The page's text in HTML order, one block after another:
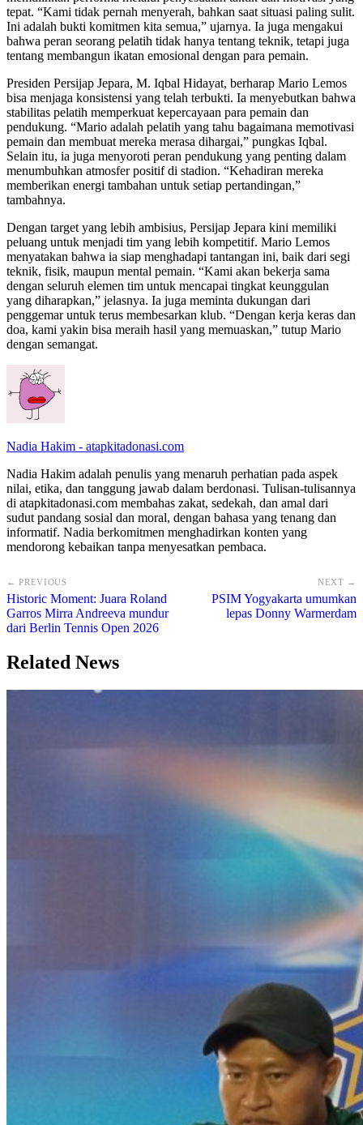
tepat. “Kami tidak pernah menyerah, bahkan saat situasi paling sulit.
Ini adalah bukti komitmen kita semua,” ujarnya. Ia juga mengakui
bahwa peran seorang pelatih tidak hanya tentang teknik, tetapi juga
tentang membangun ikatan emosional dengan para pemain.
Presiden Persijap Jepara, M. Iqbal Hidayat, berharap Mario Lemos
bisa menjaga konsistensi yang telah terbukti. Ia menyebutkan bahwa
stabilitas pelatih memperkuat kepercayaan para pemain dan
pendukung. “Mario adalah pelatih yang tahu bagaimana memotivasi
pemain dan membuat mereka merasa dihargai,” pungkas Iqbal.
Selain itu, ia juga menyoroti peran pendukung yang penting dalam
menumbuhkan atmosfer positif di stadion. “Kehadiran mereka
memberikan energi tambahan untuk setiap pertandingan,”
tambahnya.
Dengan target yang lebih ambisius, Persijap Jepara kini memiliki
peluang untuk menjadi tim yang lebih kompetitif. Mario Lemos
menyatakan bahwa ia siap menghadapi tantangan ini, baik dari segi
teknik, fisik, maupun mental pemain. “Kami akan bekerja sama
dengan seluruh elemen tim untuk mencapai tingkat keunggulan
yang diharapkan,” jelasnya. Ia juga meminta dukungan dari
penggemar untuk terus membesarkan klub. “Dengan kerja keras dan
doa, kami yakin bisa meraih hasil yang memuaskan,” tutup Mario
dengan semangat.
Nadia Hakim - atapkitadonasi.com
Nadia Hakim adalah penulis yang menaruh perhatian pada aspek
nilai, etika, dan tanggung jawab dalam berdonasi. Tulisan-tulisannya
di atapkitadonasi.com membahas zakat, sedekah, dan amal dari
sudut pandang sosial dan moral, dengan bahasa yang tenang dan
informatif. Nadia berkomitmen menghadirkan konten yang
mendorong kebaikan tanpa menyesatkan pembaca.
← PREVIOUS
Historic Moment: Juara Roland
Garros Mirra Andreeva mundur
dari Berlin Tennis Open 2026
NEXT →
PSIM Yogyakarta umumkan
lepas Donny Warmerdam
Related News